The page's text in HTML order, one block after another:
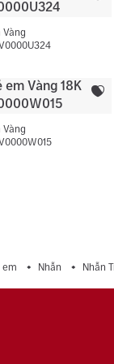
Vàng
Vàng
em Nhẫn Nhẫn